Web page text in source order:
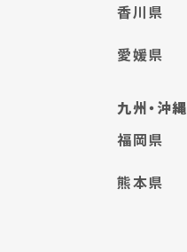
香川県
愛媛県
九州・沖縄
福岡県
熊本県